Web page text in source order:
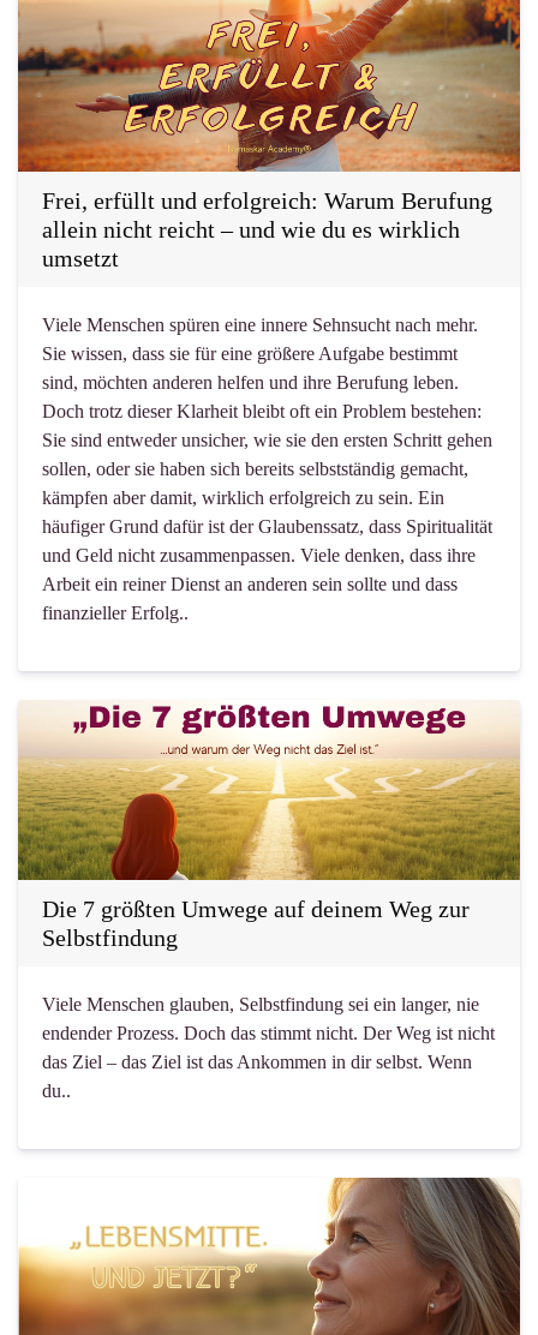
Frei, erfüllt und erfolgreich: Warum Berufung
allein nicht reicht – und wie du es wirklich
umsetzt
Viele Menschen spüren eine innere Sehnsucht nach mehr.
Sie wissen, dass sie für eine größere Aufgabe bestimmt
sind, möchten anderen helfen und ihre Berufung leben.
Doch trotz dieser Klarheit bleibt oft ein Problem bestehen:
Sie sind entweder unsicher, wie sie den ersten Schritt gehen
sollen, oder sie haben sich bereits selbstständig gemacht,
kämpfen aber damit, wirklich erfolgreich zu sein. Ein
häufiger Grund dafür ist der Glaubenssatz, dass Spiritualität
und Geld nicht zusammenpassen. Viele denken, dass ihre
Arbeit ein reiner Dienst an anderen sein sollte und dass
finanzieller Erfolg..
Die 7 größten Umwege auf deinem Weg zur
Selbstfindung
Viele Menschen glauben, Selbstfindung sei ein langer, nie
endender Prozess. Doch das stimmt nicht. Der Weg ist nicht
das Ziel – das Ziel ist das Ankommen in dir selbst. Wenn
du..